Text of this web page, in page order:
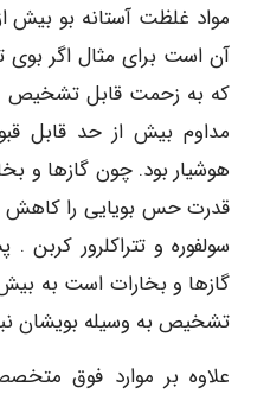
مواد غلظت آستانه بو
آن است برای مثال اگر بوی
که به زحمت قابل
مداوم بیش از حد قابل
هوشیار بود. چون گازها و
قدرت حس بویایی را کاهش
سولفوره و تتراکلرور
گازها و بخارات است به
تشخیص به وسیله بویشان
علاوہ بر موارد فوق